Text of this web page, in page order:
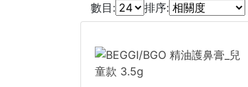
數目:
排序: